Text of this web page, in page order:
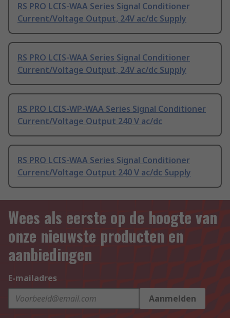
RS PRO LCIS-WAA Series Signal Conditioner
Current/Voltage Output, 24V ac/dc Supply
RS PRO LCIS-WAA Series Signal Conditioner
Current/Voltage Output, 24V ac/dc Supply
RS PRO LCIS-WP-WAA Series Signal Conditioner
Current/Voltage Output 240 V ac/dc
RS PRO LCIS-WAA Series Signal Conditioner
Current/Voltage Output 240 V ac/dc Supply
Wees als eerste op de hoogte van
onze nieuwste producten en
aanbiedingen
E-mailadres
Aanmelden